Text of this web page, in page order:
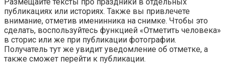
Размещайте тексты про праздники в отдельных
публикациях или историях. Также вы привлечете
внимание, отметив именинника на снимке. Чтобы это
сделать, воспользуйтесь функцией «Отметить человека»
в сторис или же при публикации фотографии.
Получатель тут же увидит уведомление об отметке, а
также сможет перейти к публикации.